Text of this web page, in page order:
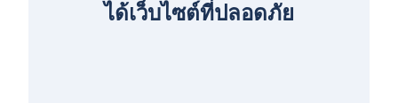
ได้เว็บไซต์ที่ปลอดภัย